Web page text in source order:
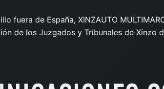
fuera de España, XINZAUTO
de los Juzgados y Tribunales de Xinzo